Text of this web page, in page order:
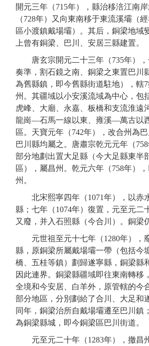
開元三年（715年），縣治移涪江南
（728年）又向東南移于東流溪壩（
區小渡鎮戴場壩）。 其后，銅梁地域
上曾有銅梁、巴川、安居三縣建置。
唐玄宗開元二十三年（735年）
奏準，割石鏡之南、銅梁之東置巴川
為舊縣鎮，即今舊縣街道駐地）， 轄
州 。其疆域以小安溪流域為中心，包
虎峰、大廟、永嘉、板橋和支流淮遠
龍崗—石馬一線以東、雍溪—萬古以
區。 天寶元年（742年），改合州為巴
巴川縣均屬之。
唐肅宗乾元元年（
部分地劃 出置大足縣 （今大足縣東半
區），屬昌州 。 乾元六年（758年）
州。
北宋熙寧四年（1071年），以赤
縣； 七年（1074年） 復置，元至元二
又廢 ，并入石照縣（今合川） 。 銅梁
元世祖至元十七年（1280年），
縣， 原銅梁所屬戴場壩一帶 （包括今
橋、五桂等鎮） 劃歸遂寧縣 ，銅梁縣
因此連界。銅梁縣疆域即往東南轉移
全境和今安居、白羊外，原管轄的今
部分地區，分別劃給了合川、大足和
同年，銅梁治所自戴場壩遷至巴川鎮 ；
為銅梁縣城，即今銅梁區巴川街道。
元至元二十年（1283年），撤昌